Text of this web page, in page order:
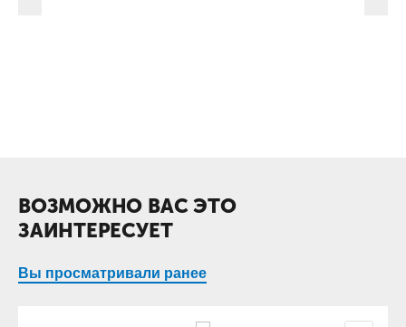
ВОЗМОЖНО ВАС ЭТО
ЗАИНТЕРЕСУЕТ
Вы просматривали ранее